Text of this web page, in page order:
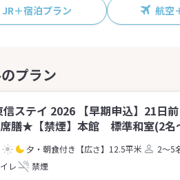
JR＋宿泊プラン 航空
信ステイ 2026 【早期申込】21日
膳★【禁煙】本館 標準和室(2名
夕・朝食付き 【広さ】12.5平米 2～5
レ 禁煙